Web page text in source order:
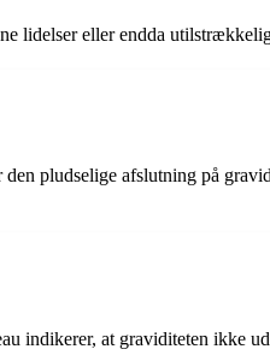
lidelser eller endda
pludselige afslutning på
indikerer, at graviditeten ikke